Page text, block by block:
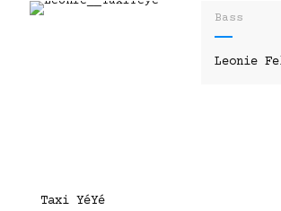
Bass
Leonie
Taxi YéYé